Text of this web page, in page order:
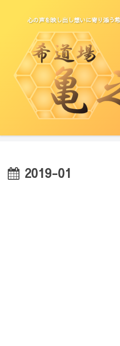
心の声を映し出し想いに寄り添う
2019-01